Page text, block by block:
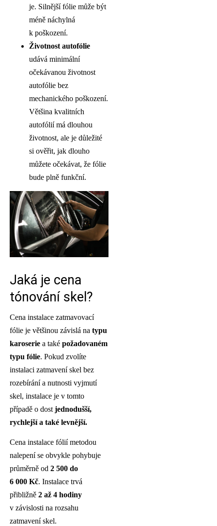
je. Silnější fólie může být
méně náchylná
k poškození.
Životnost autofólie
udává minimální
očekávanou životnost
autofólie bez
mechanického poškození.
Většina kvalitních
autofólií má dlouhou
životnost, ale je důležité
si ověřit, jak dlouho
můžete očekávat, že fólie
bude plně funkční.
Jaká je cena
tónování skel?
Cena instalace zatmavovací
fólie je většinou závislá na typu
karoserie a také požadovaném
typu fólie. Pokud zvolíte
instalaci zatmavení skel bez
rozebírání a nutnosti vyjmutí
skel, instalace je v tomto
případě o dost jednodušší,
rychlejší a také levnější.
Cena instalace fólií metodou
nalepení se obvykle pohybuje
průměrně od 2 500 do
6 000 Kč. Instalace trvá
přibližně 2 až 4 hodiny
v závislosti na rozsahu
zatmavení skel.